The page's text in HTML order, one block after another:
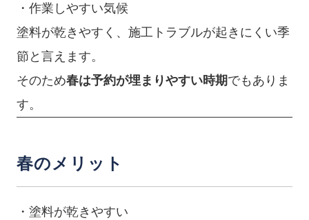
・作業しやすい気候
塗料が乾きやすく、施工トラブルが起きにくい季
節と言えます。
そのため春は予約が埋まりやすい時期でもありま
す。
春のメリット
・塗料が乾きやすい